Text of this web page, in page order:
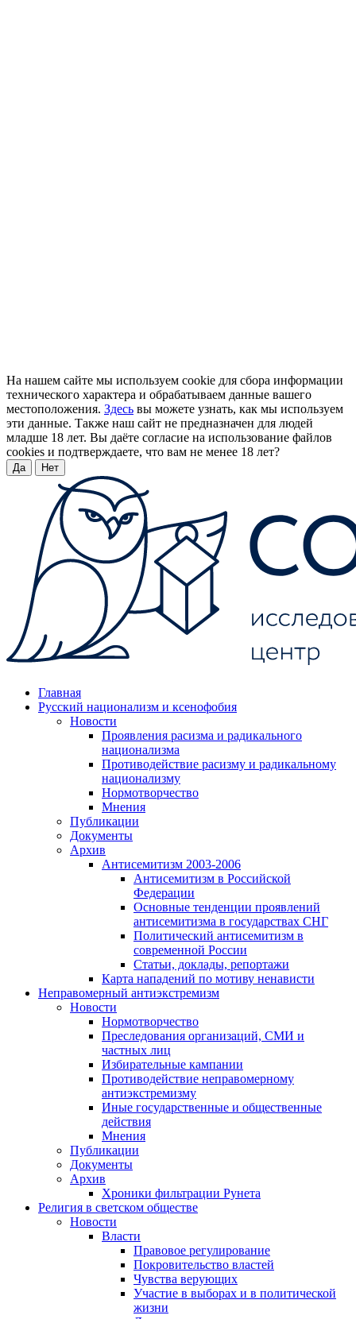
На нашем сайте мы используем cookie для сбора информации
технического характера и обрабатываем данные вашего
местоположения. Здесь вы можете узнать, как мы используем
эти данные. Также наш сайт не предназначен для людей
младше 18 лет. Вы даёте согласие на использование файлов
cookies и подтверждаете, что вам не менее 18 лет?
Да Нет
Главная
Русский национализм и ксенофобия
Новости
Проявления расизма и радикального
национализма
Противодействие расизму и радикальному
национализму
Нормотворчество
Мнения
Публикации
Документы
Архив
Антисемитизм 2003-2006
Антисемитизм в Российской
Федерации
Основные тенденции проявлений
антисемитизма в государствах СНГ
Политический антисемитизм в
современной России
Статьи, доклады, репортажи
Карта нападений по мотиву ненависти
Неправомерный антиэкстремизм
Новости
Нормотворчество
Преследования организаций, СМИ и
частных лиц
Избирательные кампании
Противодействие неправомерному
антиэкстремизму
Иные государственные и общественные
действия
Мнения
Публикации
Документы
Архив
Хроники фильтрации Рунета
Религия в светском обществе
Новости
Власти
Правовое регулирование
Покровительство властей
Чувства верующих
Участие в выборах и в политической
жизни